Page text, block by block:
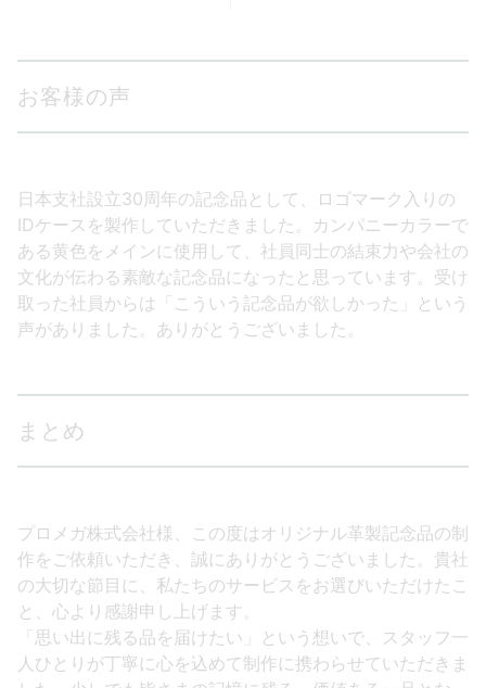
お客様の声
日本支社設立30周年の記念品として、ロゴマーク入りの
IDケースを製作していただきました。カンパニーカラーで
ある黄色をメインに使用して、社員同士の結束力や会社の
文化が伝わる素敵な記念品になったと思っています。受け
取った社員からは「こういう記念品が欲しかった」という
声がありました。ありがとうございました。
まとめ
プロメガ株式会社様、この度はオリジナル革製記念品の制
作をご依頼いただき、誠にありがとうございました。貴社
の大切な節目に、私たちのサービスをお選びいただけたこ
と、心より感謝申し上げます。
「思い出に残る品を届けたい」という想いで、スタッフ一
人ひとりが丁寧に心を込めて制作に携わらせていただきま